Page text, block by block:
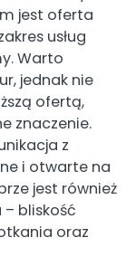
jest oferta
usług
Warto
jednak nie
ofertą,
znaczenie.
z
i otwarte na
jest również
bliskość
oraz